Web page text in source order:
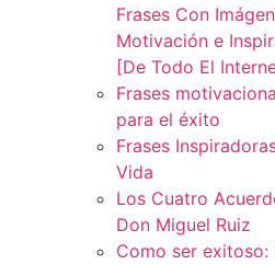
Frases Con
Motivación e
[De Todo El
Frases
para el éxito
Frases
Vida
Los Cuatro
Don Miguel Ruiz
Como ser exitoso: